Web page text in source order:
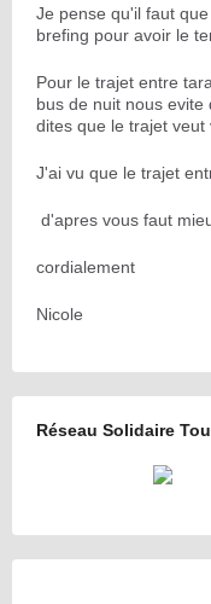
Je pense qu'il faut
brefing pour avoir le
Pour le trajet entre
bus de nuit nous
dites que le trajet
J'ai vu que le trajet
d'apres vous faut
cordialement
Nicole
Réseau Solidaire